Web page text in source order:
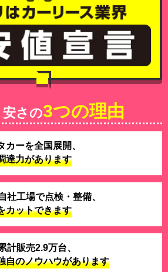
さの3つの理由
カーを全国展開、
達力があります
社工場で点検・整備、
カットできます
計販売2.9万台、
自のノウハウがあります